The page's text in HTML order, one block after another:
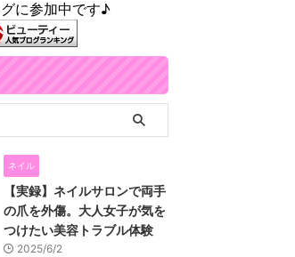
に参加中です♪
ネイル
【実録】ネイルサロンで両手
の爪を外傷。大人女子が気を
つけたい美容トラブル体験
2025/6/2